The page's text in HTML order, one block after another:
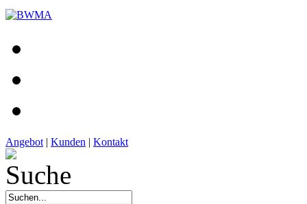
Angebot | Kunden | Kontakt